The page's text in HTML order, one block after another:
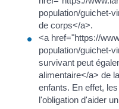
population/guichet-
de corps</a>.
<a href="https://
population/guichet-
survivant peut
alimentaire</a> de
enfants. En effet,
l'obligation d'aider